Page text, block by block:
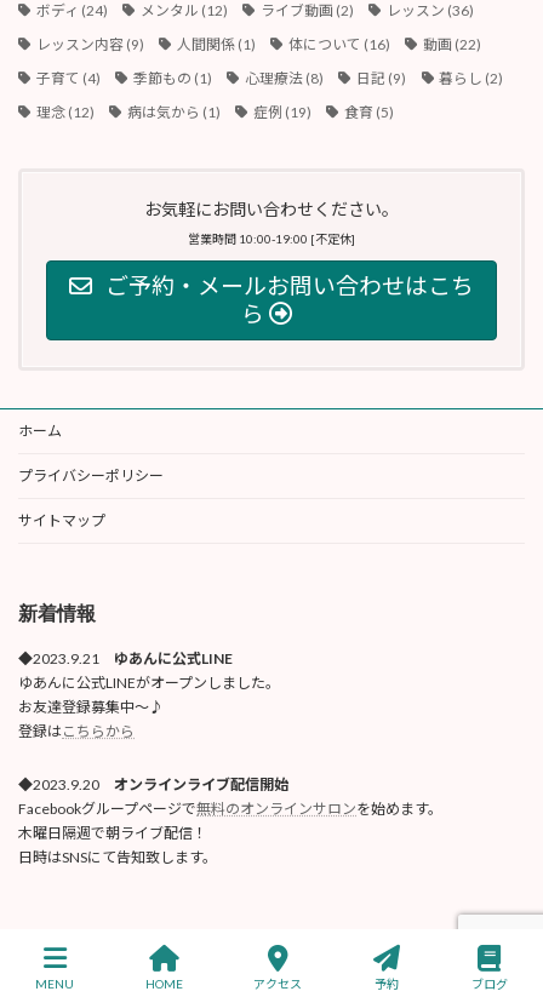
ボディ (24) メンタル (12) ライブ動画 (2) レッスン (36)
レッスン内容(9) 人間関係(1) 体について (16) 動画 (22)
子育て (4) 季節もの (1) 心理療法 (8) 日記 (9) 暮らし (2)
理念(12) 病は気から (1) 症例 (19) 食育 (5)
お気軽にお問い合わせください。
営業時間 10:00-19:00 [不定休]
ご予約・メールお問い合わせはこち
ら
ホーム
プライバシーポリシー
サイトマップ
新着情報
◆2023.9.21 ゆあんに公式LINE
ゆあんに公式LINEがオープンしました。
お友達登録募集中〜♪
登録はこちらから
◆2023.9.20 オンラインライブ配信開始
Facebookグループページで無料のオンラインサロンを始めます。
木曜日隔週で朝ライブ配信！
日時はSNSにて告知致します。
MENU HOME アクセス 予約 ブログ